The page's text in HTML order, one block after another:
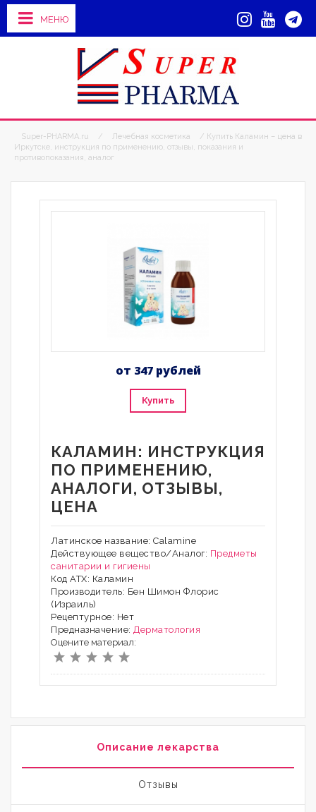
МЕНЮ
Super-PHARMA.ru / Лечебная косметика
/ Купить Каламин – цена в
Иркутске, инструкция по применению, отзывы, показания и
противопоказания, аналог
от 347 рублей
Купить
КАЛАМИН: ИНСТРУКЦИЯ
ПО ПРИМЕНЕНИЮ,
АНАЛОГИ, ОТЗЫВЫ,
ЦЕНА
Латинское название: Calamine
Действующее вещество/Аналог: Предметы
санитарии и гигиены
Код АТХ: Каламин
Производитель: Бен Шимон Флорис
(Израиль)
Рецептурное: Нет
Предназначение: Дерматология
Оцените материал:
Описание лекарства
Отзывы